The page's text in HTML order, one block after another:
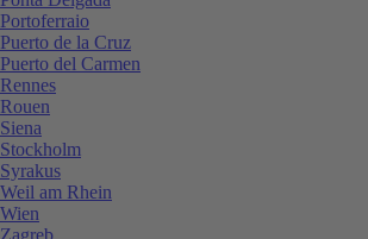
Portoferraio
Puerto de la Cruz
Puerto del Carmen
Rennes
Rouen
Siena
Stockholm
Syrakus
Weil am Rhein
Wien
Zagreb